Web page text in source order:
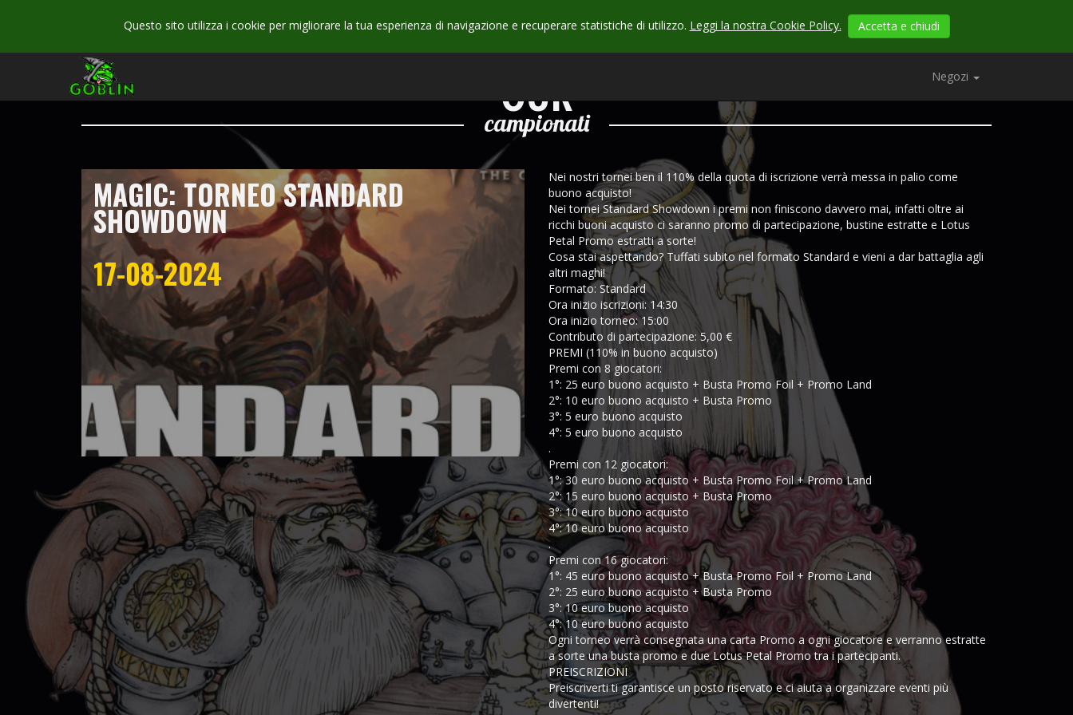
Questo sito utilizza i cookie per migliorare la tua esperienza di navigazione e recuperare statistiche di utilizzo. Leggi la nostra Cookie Policy. Accetta e chiudi
Negozi
OUR
campionati
MAGIC: TORNEO STANDARD
SHOWDOWN
17-08-2024
Nei nostri tornei ben il 110% della quota di iscrizione verrà messa in palio come
buono acquisto!
Nei tornei Standard Showdown i premi non finiscono davvero mai, infatti oltre ai
ricchi buoni acquisto ci saranno promo di partecipazione, bustine estratte e Lotus
Petal Promo estratti a sorte!
Cosa stai aspettando? Tuffati subito nel formato Standard e vieni a dar battaglia agli
altri maghi!
Formato: Standard
Ora inizio iscrizioni: 14:30
Ora inizio torneo: 15:00
Contributo di partecipazione: 5,00 €
PREMI (110% in buono acquisto)
Premi con 8 giocatori:
1°: 25 euro buono acquisto + Busta Promo Foil + Promo Land
2°: 10 euro buono acquisto + Busta Promo
3°: 5 euro buono acquisto
4°: 5 euro buono acquisto
.
Premi con 12 giocatori:
1°: 30 euro buono acquisto + Busta Promo Foil + Promo Land
2°: 15 euro buono acquisto + Busta Promo
3°: 10 euro buono acquisto
4°: 10 euro buono acquisto
.
Premi con 16 giocatori:
1°: 45 euro buono acquisto + Busta Promo Foil + Promo Land
2°: 25 euro buono acquisto + Busta Promo
3°: 10 euro buono acquisto
4°: 10 euro buono acquisto
Ogni torneo verrà consegnata una carta Promo a ogni giocatore e verranno estratte
a sorte una busta promo e due Lotus Petal Promo tra i partecipanti.
PREISCRIZIONI
Preiscriverti ti garantisce un posto riservato e ci aiuta a organizzare eventi più
divertenti!